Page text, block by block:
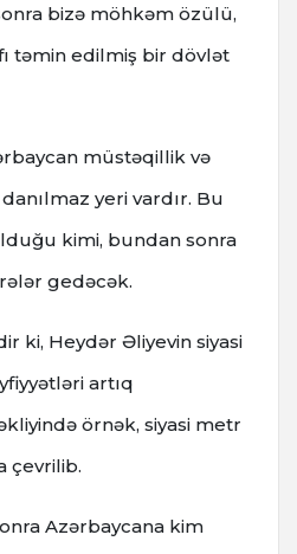
bizə möhkəm özülü,
təmin edilmiş bir dövlət
müstəqillik və
yeri vardır. Bu
kimi, bundan sonra
gedəcək.
ki, Heydər Əliyevin siyasi
artıq
örnək, siyasi metr
çevrilib.
Azərbaycana kim